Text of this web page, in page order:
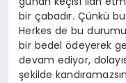
bir çabadır. Çünkü
Herkes de bu
bir bedel ödeyerek
devam ediyor,
şekilde